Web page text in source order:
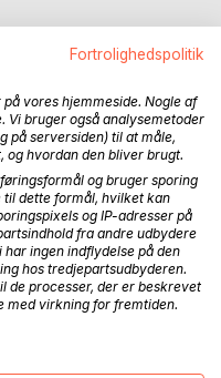
hver sit jernbanespor,
spor, der er tomt.
men skinnerne er
De tre har ingen
der og hvem, der har
fra den seneste uges
ingen huse eller veje
Fortrolighedspolitik
vores hjemmeside. Nogle af
Vi bruger også analysemetoder
på serversiden) til at måle,
og hvordan den bliver brugt.
og bruger sporing
dette formål, hvilket kan
og IP-adresser på
fra andre udbydere
ingen indflydelse på den
hos tredjepartsudbyderen.
de processer, der er beskrevet
med virkning for fremtiden.